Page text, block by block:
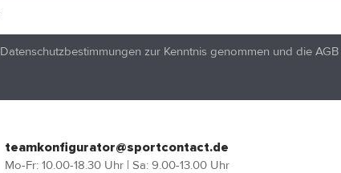
Datenschutzbestimmungen zur Kenntnis genommen und die AGB
teamkonfigurator@sportcontact.de
Mo-Fr: 10.00-18.30 Uhr | Sa: 9.00-13.00 Uhr